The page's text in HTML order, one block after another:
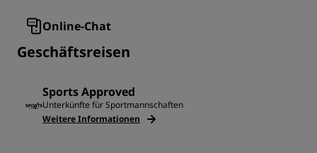
Online-Chat
Geschäftsreisen
Sports Approved
Unterkünfte für Sportmannschaften
Weitere Informationen